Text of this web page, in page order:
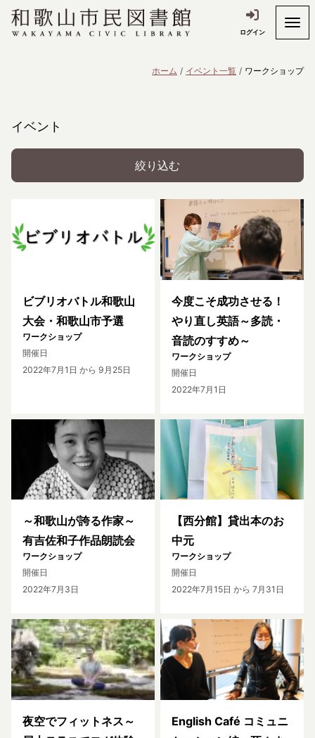
ログイン
ホーム イベント一覧 ワークショップ
イベント
絞り込む
ビブリオバトル和歌山
大会・和歌山市予選
ワークショップ
開催日
2022年7月1日 から 9月25日
今度こそ成功させる！
やり直し英語～多読・
音読のすすめ～
ワークショップ
開催日
2022年7月1日
～和歌山が誇る作家～
有吉佐和子作品朗読会
ワークショップ
開催日
2022年7月3日
【西分館】貸出本のお
中元
ワークショップ
開催日
2022年7月15日 から 7月31日
夜空でフィットネス～
English Café コミュニ